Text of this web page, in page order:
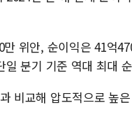
위안, 순이익은 41억
분기 기준 역대 최대
비교해 압도적으로 높